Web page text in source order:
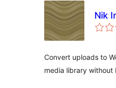
Nik
Convert uploads to
media library